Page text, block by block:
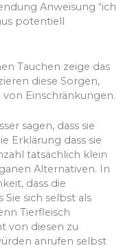
Anweisung “ich
potentiell
Tauchen zeige das
diese Sorgen,
von Einschränkungen.
sagen, dass sie
Erklärung dass sie
tatsächlich klein
Alternativen. In
dass die
sich selbst als
Tierfleisch
von diesen zu
anrufen selbst